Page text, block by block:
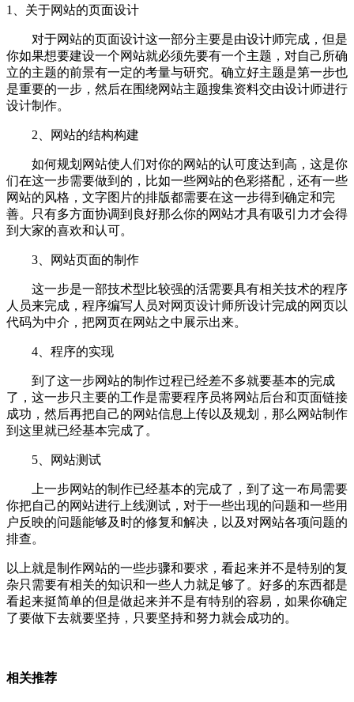
1、关于网站的页面设计
对于网站的页面设计这一部分主要是由设计师完成，但是
你如果想要建设一个网站就必须先要有一个主题，对自己所确
立的主题的前景有一定的考量与研究。确立好主题是第一步也
是重要的一步，然后在围绕网站主题搜集资料交由设计师进行
设计制作。
2、网站的结构构建
如何规划网站使人们对你的网站的认可度达到高，这是你
们在这一步需要做到的，比如一些网站的色彩搭配，还有一些
网站的风格，文字图片的排版都需要在这一步得到确定和完
善。只有多方面协调到良好那么你的网站才具有吸引力才会得
到大家的喜欢和认可。
3、网站页面的制作
这一步是一部技术型比较强的活需要具有相关技术的程序
人员来完成，程序编写人员对网页设计师所设计完成的网页以
代码为中介，把网页在网站之中展示出来。
4、程序的实现
到了这一步网站的制作过程已经差不多就要基本的完成
了，这一步只主要的工作是需要程序员将网站后台和页面链接
成功，然后再把自己的网站信息上传以及规划，那么网站制作
到这里就已经基本完成了。
5、网站测试
上一步网站的制作已经基本的完成了，到了这一布局需要
你把自己的网站进行上线测试，对于一些出现的问题和一些用
户反映的问题能够及时的修复和解决，以及对网站各项问题的
排查。
以上就是制作网站的一些步骤和要求，看起来并不是特别的复
杂只需要有相关的知识和一些人力就足够了。好多的东西都是
看起来挺简单的但是做起来并不是有特别的容易，如果你确定
了要做下去就要坚持，只要坚持和努力就会成功的。
相关推荐